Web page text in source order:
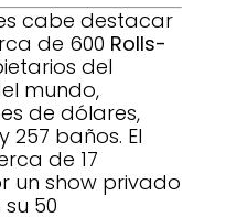
cabe destacar
de 600 Rolls-
del
mundo,
de dólares,
257 baños. El
de 17
un show privado
su 50